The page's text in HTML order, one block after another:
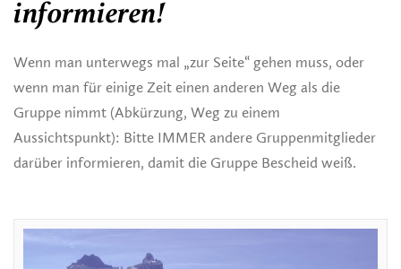
informieren!
Wenn man unterwegs mal „zur Seite“ gehen muss, oder
wenn man für einige Zeit einen anderen Weg als die
Gruppe nimmt (Abkürzung, Weg zu einem
Aussichtspunkt): Bitte IMMER andere Gruppenmitglieder
darüber informieren, damit die Gruppe Bescheid weiß.